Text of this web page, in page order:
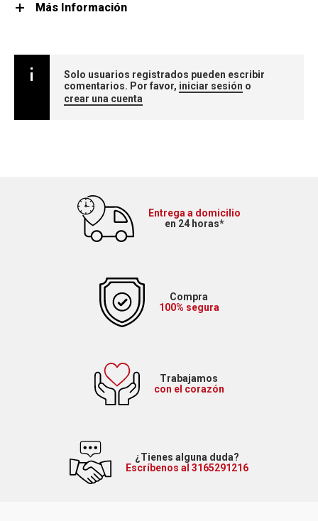
Más Información
Solo usuarios registrados pueden escribir
comentarios. Por favor, iniciar sesión o
crear una cuenta
Entrega a domicilio
en 24 horas*
Compra
100% segura
Trabajamos
con el corazón
¿Tienes alguna duda?
Escríbenos al 3165291216